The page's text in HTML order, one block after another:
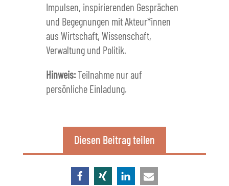
Impulsen, inspirierenden Gesprächen
und Begegnungen mit Akteur*innen
aus Wirtschaft, Wissenschaft,
Verwaltung und Politik.
Hinweis:Teilnahme nur auf
persönliche Einladung.
Diesen Beitrag teilen